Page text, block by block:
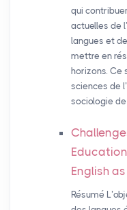
qui
actuelles de
langues et
mettre en
horizons. Ce
sciences de
sociologie de
English
Résumé